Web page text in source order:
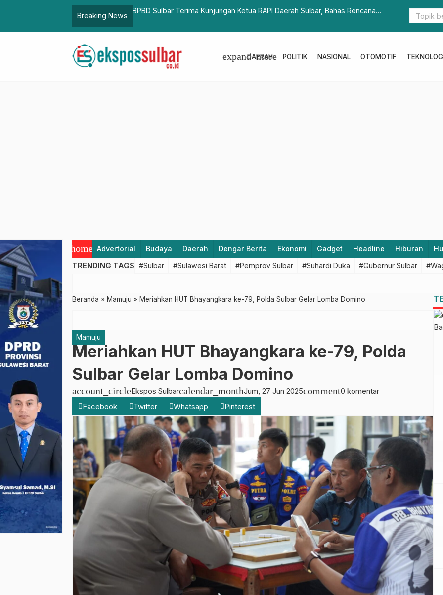
Breaking News
Harganas 2022, Andi Ruskati Ali Baal Terima Penghargaan Satyalencana Wira
Dorong
Kakao
DAERAH
expand_more POLITIK NASIONAL OTOMOTIF
home Advertorial Budaya Daerah Dengar Berita Ekonomi Gadget Headline Hiburan
TRENDING TAGS #Sulbar #Sulawesi Barat #Pemprov Sulbar #Suhardi Duka #Gubernur Sulbar
Beranda » Mamuju » Meriahkan HUT Bhayangkara ke-79, Polda Sulbar Gelar Lomba Domino
Mamuju
Meriahkan HUT Bhayangkara ke-79, Polda
Sulbar Gelar Lomba Domino
account_circleEkspos Sulbarcalendar_monthJum, 27 Jun 2025comment0 komentar
Facebook
Twitter Whatsapp Pinterest